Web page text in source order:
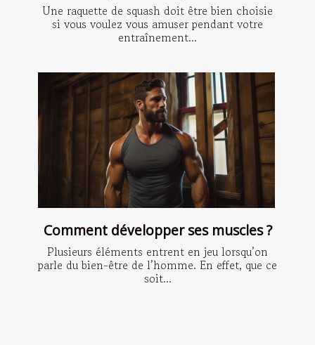
Une raquette de squash doit être bien choisie
si vous voulez vous amuser pendant votre
entraînement...
Comment développer ses muscles ?
Plusieurs éléments entrent en jeu lorsqu’on
parle du bien-être de l’homme. En effet, que ce
soit...